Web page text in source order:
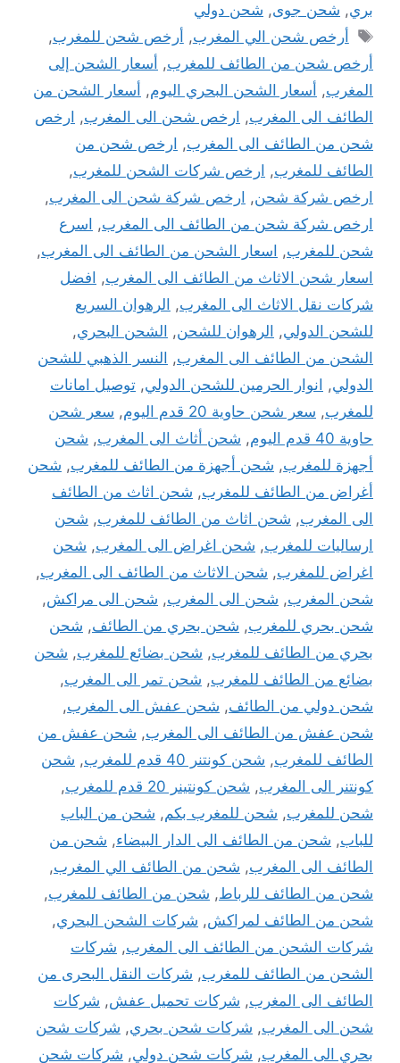
بري, شحن جوى, شحن دولي
الوسوم
أرخص شحن الي المغرب, أرخص شحن للمغرب,
أرخص شحن من الطائف للمغرب, أسعار الشحن إلى
المغرب, أسعار الشحن البحري اليوم, أسعار الشحن من
الطائف الى المغرب, ارخص شحن الى المغرب, ارخص
شحن من الطائف الى المغرب, ارخص شحن من
الطائف للمغرب, ارخص شركات الشحن للمغرب,
ارخص شركة شحن, ارخص شركة شحن الى المغرب,
ارخص شركة شحن من الطائف الى المغرب, اسرع
شحن للمغرب, اسعار الشحن من الطائف الى المغرب,
اسعار شحن الاثاث من الطائف الى المغرب, افضل
شركات نقل الاثاث الى المغرب, الرهوان السريع
للشحن الدولي, الرهوان للشحن, الشحن البحري,
الشحن من الطائف الى المغرب, النسر الذهبي للشحن
الدولي, انوار الحرمين للشحن الدولي, توصيل امانات
للمغرب, سعر شحن حاوية 20 قدم اليوم , سعر شحن
حاوية 40 قدم اليوم
, شحن أثاث الى المغرب, شحن
أجهزة للمغرب, شحن أجهزة من الطائف للمغرب, شحن
أغراض من الطائف للمغرب, شحن اثاث من الطائف
الى المغرب, شحن اثاث من الطائف للمغرب, شحن
ارساليات للمغرب, شحن اغراض الى المغرب, شحن
اغراض للمغرب, شحن الاثاث من الطائف الى المغرب,
شحن المغرب, شحن الى المغرب, شحن الى مراكش,
شحن بحري للمغرب, شحن بحري من الطائف, شحن
بحري من الطائف للمغرب, شحن بضائع للمغرب, شحن
بضائع من الطائف للمغرب, شحن تمر الى المغرب,
شحن دولي من الطائف, شحن عفش الى المغرب,
شحن عفش من الطائف الى المغرب, شحن عفش من
الطائف للمغرب, شحن كونتنر 40 قدم للمغرب , شحن
كونتنر الى المغرب, شحن كونتينر 20 قدم للمغرب
,
شحن للمغرب, شحن للمغرب بكم, شحن من الباب
للباب, شحن من الطائف الى الدار البيضاء, شحن من
الطائف الى المغرب, شحن من الطائف الي المغرب,
شحن من الطائف للرباط, شحن من الطائف للمغرب,
شحن من الطائف لمراكش, شركات الشحن البحري,
شركات الشحن من الطائف الى المغرب, شركات
الشحن من الطائف للمغرب, شركات النقل البحرى من
الطائف الى المغرب, شركات تحميل عفش, شركات
شحن الى المغرب, شركات شحن بحري, شركات شحن
بحري الى المغرب, شركات شحن دولي, شركات شحن